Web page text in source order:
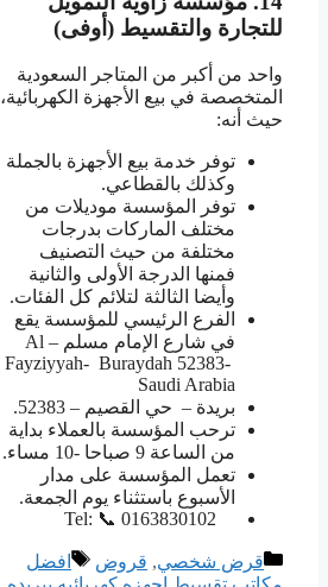
للتجارة والتقسيط ( أوفى)
واحد من أكبر من المتاجر السعودية
المتخصصة في بيع الأجهزة الكهربائية،
حيث أنه:
توفر خدمة بيع الأجهزة بالجملة
وكذلك بالقطاعي.
توفر المؤسسة موديلات من
مختلف الماركات بدرجات
مختلفة من حيث التصنيف
فمنها الدرجة الأولى والثانية
وأيضا الثالثة لتلائم كل الفئات.
الفرع الرئيسي للمؤسسة يقع
في شارع الإمام مسلم – Al
Fayziyyah- Buraydah 52383-
Saudi Arabia
بريدة – حي القصيم – 52383.
ترحب المؤسسة بالعملاء بداية
من الساعة 9 صباحا -10 مساء.
تعمل المؤسسة على مدار
الأسبوع باستثناء يوم الجمعة.
التصنيفات
قرض شخصي, قروض الوسوم
افضل